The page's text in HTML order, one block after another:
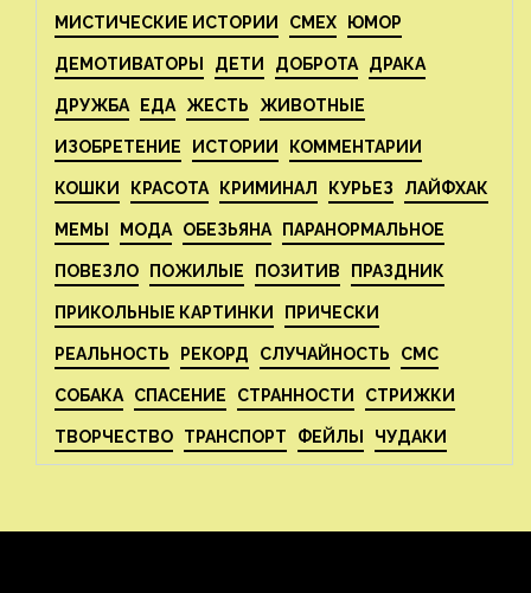
МИСТИЧЕСКИЕ ИСТОРИИ СМЕХ ЮМОР
ДЕМОТИВАТОРЫ ДЕТИ ДОБРОТА ДРАКА
ДРУЖБА ЕДА ЖЕСТЬ ЖИВОТНЫЕ
ИЗОБРЕТЕНИЕ ИСТОРИИ КОММЕНТАРИИ
КОШКИ КРАСОТА КРИМИНАЛ КУРЬЕЗ ЛАЙФХАК
МЕМЫ МОДА ОБЕЗЬЯНА ПАРАНОРМАЛЬНОЕ
ПОВЕЗЛО ПОЖИЛЫЕ ПОЗИТИВ ПРАЗДНИК
ПРИКОЛЬНЫЕ КАРТИНКИ ПРИЧЕСКИ
РЕАЛЬНОСТЬ РЕКОРД СЛУЧАЙНОСТЬ СМС
СОБАКА СПАСЕНИЕ СТРАННОСТИ СТРИЖКИ
ТВОРЧЕСТВО ТРАНСПОРТ ФЕЙЛЫ ЧУДАКИ